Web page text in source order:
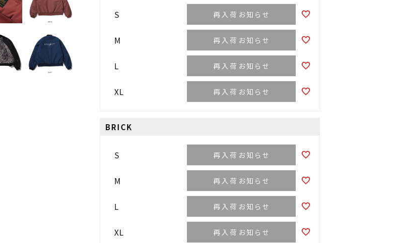
S 再入荷お知らせ
M 再入荷お知らせ
L 再入荷お知らせ
XL 再入荷お知らせ
BRICK
S 再入荷お知らせ
M 再入荷お知らせ
L 再入荷お知らせ
XL 再入荷お知らせ